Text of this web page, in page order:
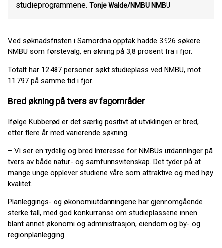
studieprogrammene. Tonje Walde/NMBU NMBU
Ved søknadsfristen i Samordna opptak hadde 3 926 søkere
NMBU som førstevalg, en økning på 3,8 prosent fra i fjor.
Totalt har 12 487 personer søkt studieplass ved NMBU, mot
11 797 på samme tid i fjor.
Bred økning på tvers av fagområder
Ifølge Kubberød er det særlig positivt at utviklingen er bred,
etter flere år med varierende søkning.
– Vi ser en tydelig og bred interesse for NMBUs utdanninger på
tvers av både natur- og samfunnsvitenskap. Det tyder på at
mange unge opplever studiene våre som attraktive og med høy
kvalitet.
Planleggings- og økonomiutdanningene har gjennomgående
sterke tall, med god konkurranse om studieplassene innen
blant annet økonomi og administrasjon, eiendom og by- og
regionplanlegging.